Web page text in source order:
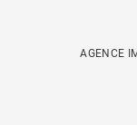
AGENCE